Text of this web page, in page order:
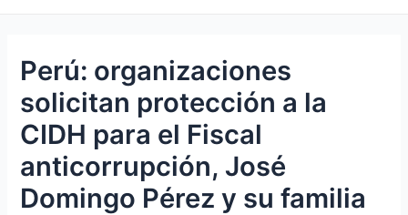
Perú: organizaciones
solicitan protección a la
CIDH para el Fiscal
anticorrupción, José
Domingo Pérez y su familia